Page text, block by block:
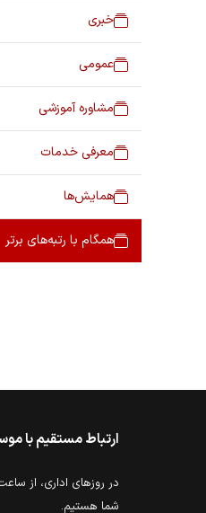
خبری
عمومی
مشاوره آموزشی
معرفی خدمات
همایش‌ها
همگام با رتبه‌های برتر
ارتباط مستقیم با
شما هستیم.